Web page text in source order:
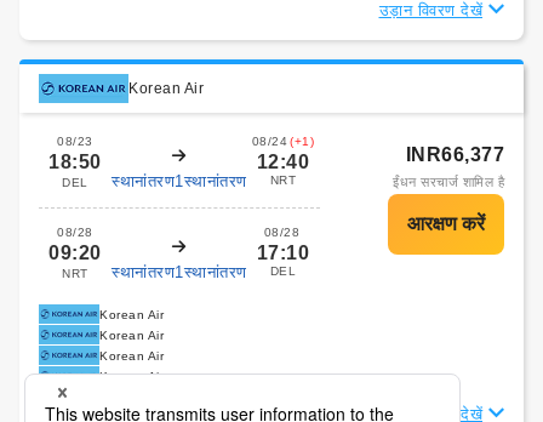
उड़ान विवरण देखें
Korean Air
08/23
18:50
DEL स्थानांतरण1स्थानांतरण
08/24 (+1)
12:40
NRT
08/28
09:20
NRT स्थानांतरण1स्थानांतरण
08/28
17:10
DEL
INR66,377
ईंधन सरचार्ज शामिल है
Korean Air
Korean Air
Korean Air
Korean Air
उड़ान विवरण देखें